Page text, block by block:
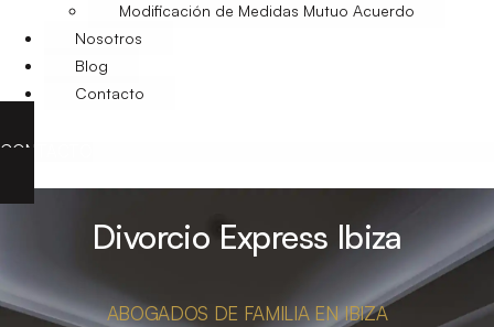
Modificación de Medidas Mutuo Acuerdo
Nosotros
Blog
Contacto
CONTACTO
Divorcio Express Ibiza
ABOGADOS DE FAMILIA EN IBIZA